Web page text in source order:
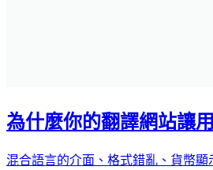
為什麼你的翻譯網站讓
混合語言的介面、格式錯亂、貨幣顯